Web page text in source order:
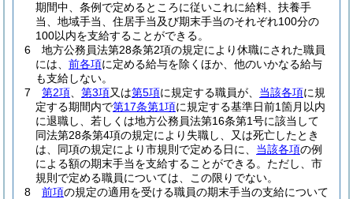
期間中、条例で定めるところに従いこれに給料、扶養手
当、地域手当、住居手当及び期末手当のそれぞれ100分の
100以内を支給することができる。
6
地方公務員法第28条第2項の規定により休職にされた職員
には、 前各項に定める給与を除くほか、他のいかなる給与
も支給しない。
7
第2項 第3項又は第5項に規定する職員が、 当該各項に規
定する期間内で第17条第1項に規定する基準日前1箇月以内
に退職し、若しくは地方公務員法第16条第1号に該当して
同法第28条第4項の規定により失職し、又は死亡したとき
は、同項の規定により市規則で定める日に、 当該各項の例
による額の期末手当を支給することができる。 ただし、市
規則で定める職員については、この限りでない。
8
前項の規定の適用を受ける職員の期末手当の支給について